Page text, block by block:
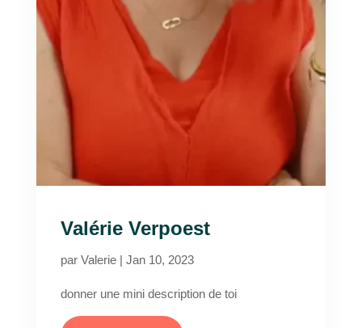
Valérie Verpoest
par Valerie| Jan 10, 2023
donner une mini description de toi